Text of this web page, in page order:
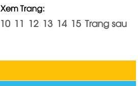
phẩm cho nhà thuốc Bệnh viện Phụ
sản năm 2025 (lần 1)
Xem Trang:
10 11 12 13 14 15 Trang sau